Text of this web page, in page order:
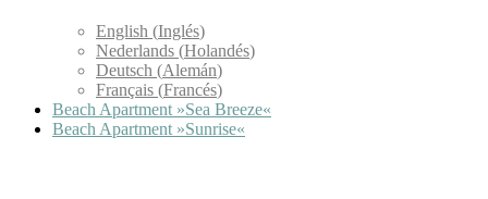
English (Inglés)
Nederlands (Holandés)
Deutsch (Alemán)
Français (Francés)
Beach Apartment »Sea Breeze«
Beach Apartment »Sunrise«